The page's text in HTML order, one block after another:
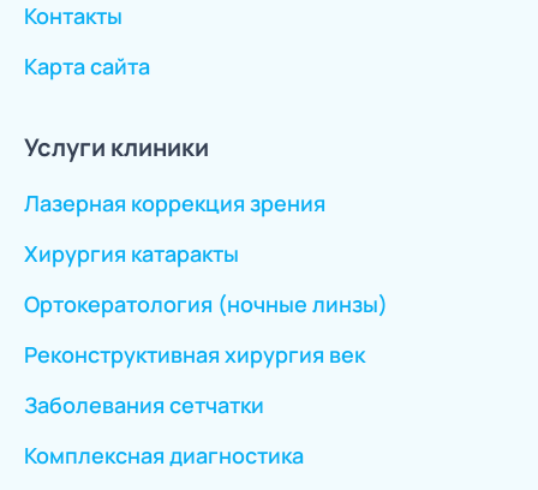
Контакты
Карта сайта
Услуги клиники
Лазерная коррекция зрения
Хирургия катаракты
Ортокератология (ночные линзы)
Реконструктивная хирургия век
Заболевания сетчатки
Комплексная диагностика